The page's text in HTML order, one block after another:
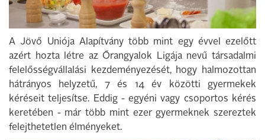
A Jövő Uniója Alapítvány több mint egy évvel ezelőtt
azért hozta létre az Őrangyalok Ligája nevű társadalmi
felelősségvállalási kezdeményezését, hogy halmozottan
hátrányos helyzetű, 7 és 14 év közötti gyermekek
kéréseit teljesítse. Eddig - egyéni vagy csoportos kérés
keretében - már több mint ezer gyermeknek szereztek
felejthetetlen élményeket.